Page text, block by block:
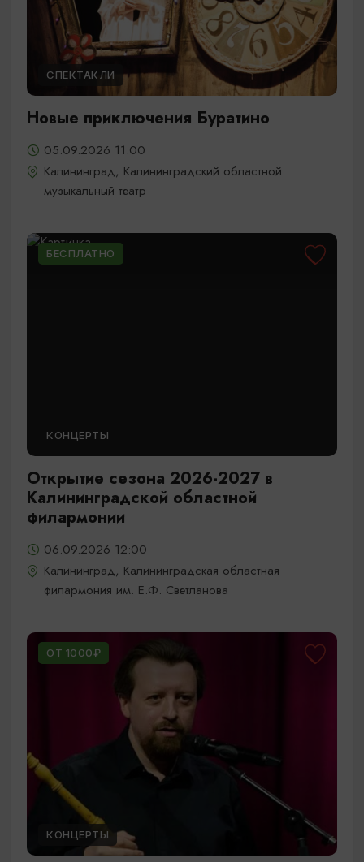
СПЕКТАКЛИ
Новые приключения Буратино
05.09.2026 11:00
Калининград, Калининградский областной
музыкальный театр
БЕСПЛАТНО
КОНЦЕРТЫ
Открытие сезона 2026-2027 в
Калининградской областной
филармонии
06.09.2026 12:00
Калининград, Калининградская областная
филармония им. Е.Ф. Светланова
ОТ 1000₽
КОНЦЕРТЫ